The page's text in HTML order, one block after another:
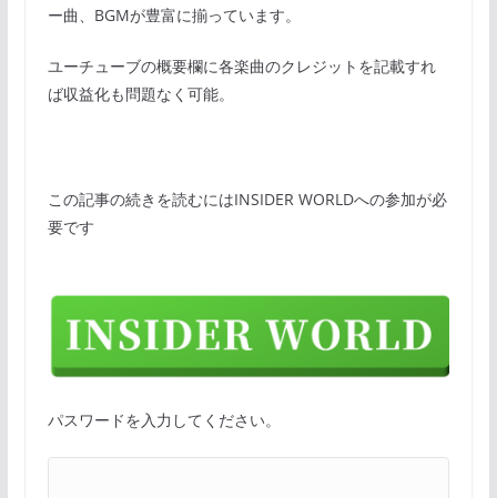
ー曲、BGMが豊富に揃っています。
ユーチューブの概要欄に各楽曲のクレジットを記載すれ
ば収益化も問題なく可能。
この記事の続きを読むにはINSIDER WORLDへの参加が必
要です
パスワードを入力してください。